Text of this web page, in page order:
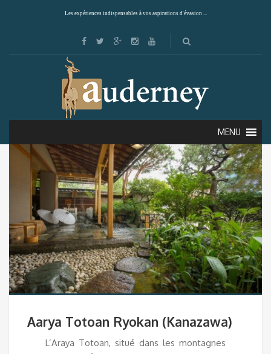
Les expériences indispensables à vos aspirations d'évasion ...
MENU
Showing 1–12 of 39 results
Default sorting
Aarya Totoan Ryokan (Kanazawa)
L’Araya Totoan, situé dans les montagnes